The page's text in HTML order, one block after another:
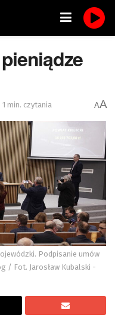
1 min. czytania AA
Podpisanie umów
/ Fot. Jarosław Kubalski -